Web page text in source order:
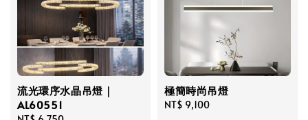
流光環序水晶吊燈｜
AL60551
極簡時尚吊燈
Regular
NT$ 9,100